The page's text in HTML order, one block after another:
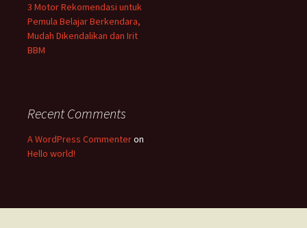
3 Motor Rekomendasi untuk
Pemula Belajar Berkendara,
Mudah Dikendalikan dan Irit
BBM
Recent Comments
A WordPress Commenteron
Hello world!